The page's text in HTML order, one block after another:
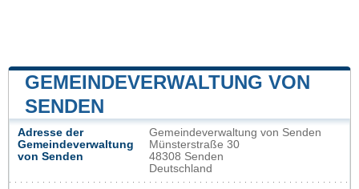
GEMEINDEVERWALTUNG VON
SENDEN
Adresse der
Gemeindeverwaltung
von Senden
Gemeindeverwaltung von Senden
Münsterstraße 30
48308 Senden
Deutschland